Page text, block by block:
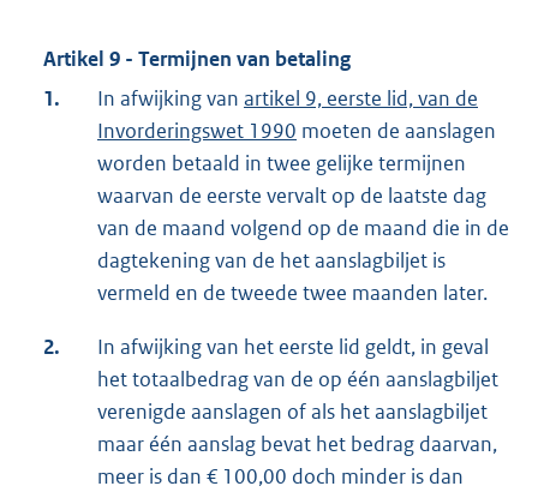
Artikel 9 - Termijnen van betaling
1.
In afwijking van artikel 9, eerste lid, van de
Invorderingswet 1990 moeten de aanslagen
worden betaald in twee gelijke termijnen
waarvan de eerste vervalt op de laatste dag
van de maand volgend op de maand die in de
dagtekening van de het aanslagbiljet is
vermeld en de tweede twee maanden later.
2.
In afwijking van het eerste lid geldt, in geval
het totaalbedrag van de op één aanslagbiljet
verenigde aanslagen of als het aanslagbiljet
maar één aanslag bevat het bedrag daarvan,
meer is dan € 100,00 doch minder is dan